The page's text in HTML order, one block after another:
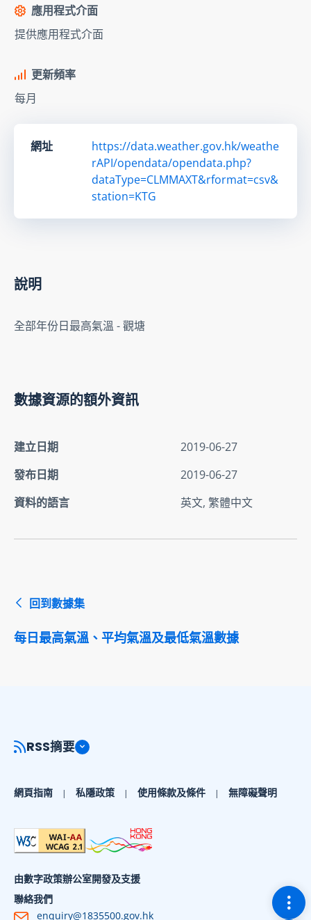
應用程式介面
提供應用程式介面
更新頻率
每月
網址
https://data.weather.gov.hk/weathe
rAPI/opendata/opendata.php?
dataType=CLMMAXT&rformat=csv&
station=KTG
說明
全部年份日最高氣溫 - 觀塘
數據資源的額外資訊
建立日期
2019-06-27
發布日期
2019-06-27
資料的語言
英文, 繁體中文
回到數據集
每日最高氣溫、平均氣溫及最低氣溫數據
切
RSS摘要
網頁指南 私隱政策 使用條款及條件 無障礙聲明
由數字政策辦公室開發及支援
聯絡我們
enquiry@1835500.gov.hk